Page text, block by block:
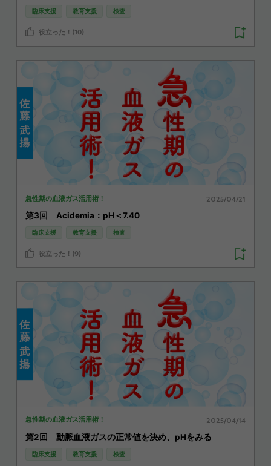
臨床支援 教育支援 検査
役立った！(10)
急性期の血液ガス活用術！ 2025/04/21
第3回 Acidemia：pH＜7.40
臨床支援 教育支援 検査
役立った！(9)
急性期の血液ガス活用術！ 2025/04/14
第2回 動脈血液ガスの正常値を決め、pHをみる
臨床支援 教育支援 検査